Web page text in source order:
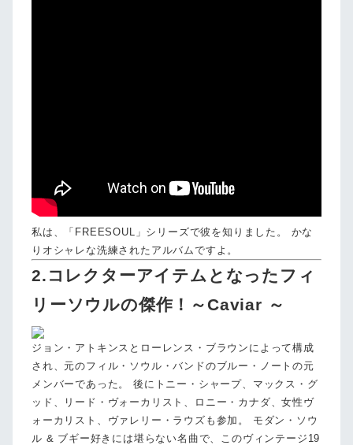
私は、「FREESOUL」シリーズで彼を知りました。 かな
りオシャレな洗練されたアルバムですよ。
2.コレクターアイテムとなったフィ
リーソウルの傑作！～Caviar ～
ジョン・アトキンスとローレンス・ブラウンによって構成
され、元のフィル・ソウル・バンドのブルー・ノートの元
メンバーであった。 後にトニー・シャープ、マックス・グ
ッド、リード・ヴォーカリスト、ロニー・カナダ、女性ヴ
ォーカリスト、ヴァレリー・ラウズも参加。 モダン・ソウ
ル & ブギー好きには堪らない名曲で、このヴィンテージ19